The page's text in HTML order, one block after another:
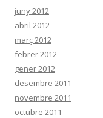
juny 2012
abril 2012
març 2012
febrer 2012
gener 2012
desembre 2011
novembre 2011
octubre 2011